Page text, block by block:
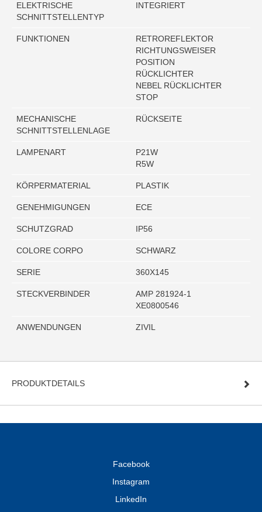
ELEKTRISCHE
SCHNITTSTELLENTYP
INTEGRIERT
FUNKTIONEN
RETROREFLEKTOR
RICHTUNGSWEISER
POSITION
RÜCKLICHTER
NEBEL RÜCKLICHTER
STOP
MECHANISCHE
SCHNITTSTELLENLAGE
RÜCKSEITE
LAMPENART
P21W
R5W
KÖRPERMATERIAL PLASTIK
GENEHMIGUNGEN ECE
SCHUTZGRAD IP56
COLORE CORPO SCHWARZ
SERIE 360X145
STECKVERBINDER
AMP 281924-1
XE0800546
ANWENDUNGEN ZIVIL
PRODUKTDETAILS
Facebook
Instagram
LinkedIn